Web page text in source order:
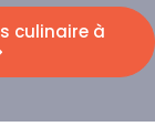
culinaire à